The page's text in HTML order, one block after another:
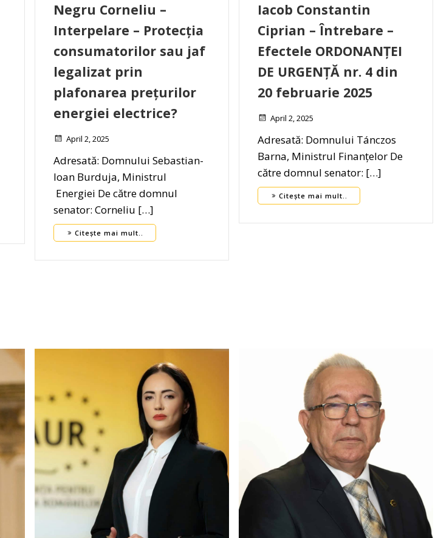
Negru Corneliu –
Interpelare – Protecția
consumatorilor sau jaf
legalizat prin
plafonarea prețurilor
energiei electrice?
April 2, 2025
Adresată: Domnului Sebastian-
Ioan Burduja, Ministrul
Energiei De către domnul
senator: Corneliu […]
Citește mai mult..
Iacob Constantin
Ciprian – Întrebare –
Efectele ORDONANȚEI
DE URGENȚĂ nr. 4 din
20 februarie 2025
April 2, 2025
Adresată: Domnului Tánczos
Barna, Ministrul Finanțelor De
către domnul senator: […]
Citește mai mult..